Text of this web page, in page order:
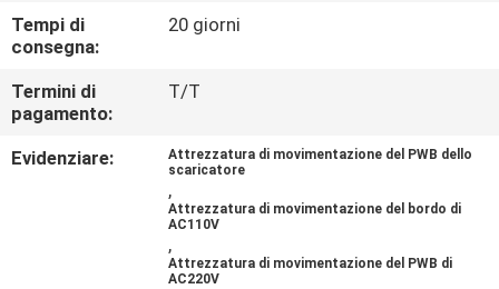
CONTATTICI
RICHIEDA
CITAZIONE
Tempi di
consegna:
20 giorni
Termini di
pagamento:
T/T
Evidenziare:
Attrezzatura di movimentazione del PWB dello
scaricatore
,
Attrezzatura di movimentazione del bordo di
AC110V
,
Attrezzatura di movimentazione del PWB di
AC220V